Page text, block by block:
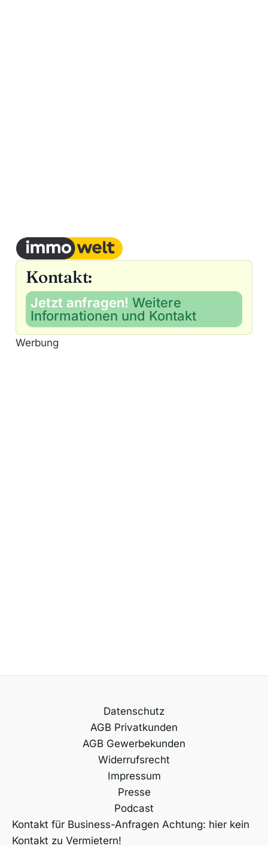
Kontakt:
Jetzt anfragen! Weitere
Informationen und Kontakt
Werbung
Datenschutz
AGB Privatkunden
AGB Gewerbekunden
Widerrufsrecht
Impressum
Presse
Podcast
Kontakt für Business-Anfragen Achtung: hier kein
Kontakt zu Vermietern!